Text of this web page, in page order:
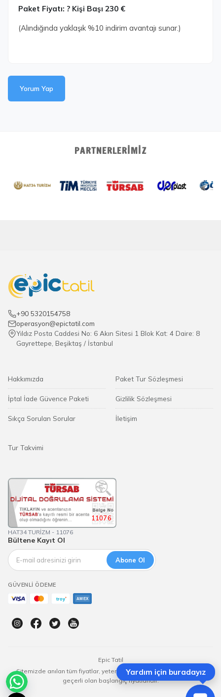
Paket Fiyatı: ? Kişi Başı 230 €
(Alındığında yaklaşık %10 indirim avantajı sunar.)
Yorum Yap
PARTNERLERIMIZ
+90 5320154758
operasyon@epictatil.com
Yıldız Posta Caddesi No: 6 Akın Sitesi 1 Blok Kat: 4 Daire: 8
Gayrettepe, Beşiktaş / İstanbul
Hakkımızda
İptal İade Güvence Paketi
Sıkça Sorulan Sorular
Paket Tur Sözleşmesi
Gizlilik Sözleşmesi
İletişim
Tur Takvimi
11076
HAT34 TURİZM - 11076
Bültene Kayıt Ol
Abone Ol
GÜVENLI ÖDEME
Epic Tatil
Sitemizde anılan tüm fiyatlar, yeterli kontenjan olması durumunda
geçerli olan başlangıç fiyatlarıdır.
Yardım için buradayız